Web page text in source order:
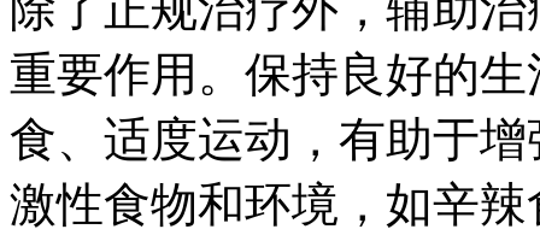
重要作用。保持良好的
食、适度运动，有助于
激性食物和环境，如辛